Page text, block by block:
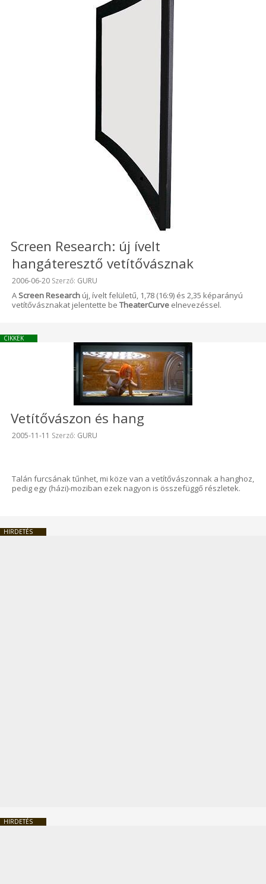
Screen Research: új ívelt
hangáteresztő vetítővásznak
Beküldve:
2006-06-20 Szerző: GURU
A Screen Research új, ívelt felületű, 1,78 (16:9) és 2,35 képarányú
vetítővásznakat jelentette be TheaterCurve elnevezéssel.
CIKKEK
Vetítővászon és hang
Beküldve:
2005-11-11 Szerző: GURU
Talán furcsának tűnhet, mi köze van a vetítővászonnak a hanghoz,
pedig egy (házi)-moziban ezek nagyon is összefüggő részletek.
HIRDETÉS
HIRDETÉS